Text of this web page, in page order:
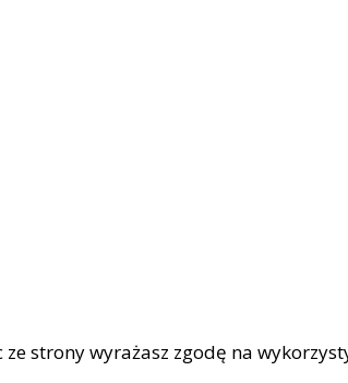
strony wyrażasz zgodę na